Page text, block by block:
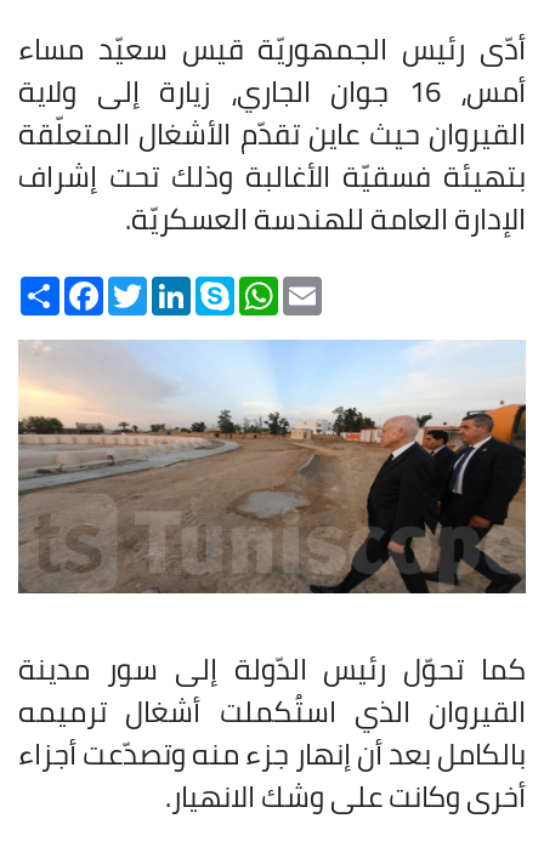
أدّى رئيس الجمهوريّة قيس سعيّد مساء
أمس، 16 جوان الجاري، زيارة إلى ولاية
القيروان حيث عاين تقدّم الأشغال المتعلّقة
بتهيئة فسقيّة الأغالبة وذلك تحت إشراف
الإدارة العامة للهندسة العسكريّة.
Share
FacebookTwitterLinkedInSkype
WhatsAppEmail
كما تحوّل رئيس الدّولة إلى سور مدينة
القيروان الذي استُكملت أشغال ترميمه
بالكامل بعد أن إنهار جزء منه وتصدّعت أجزاء
أخرى وكانت على وشك الانهيار.